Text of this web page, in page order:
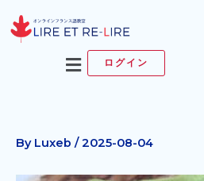
容
メ
ニ
ログイン
By Luxeb /2025-08-04